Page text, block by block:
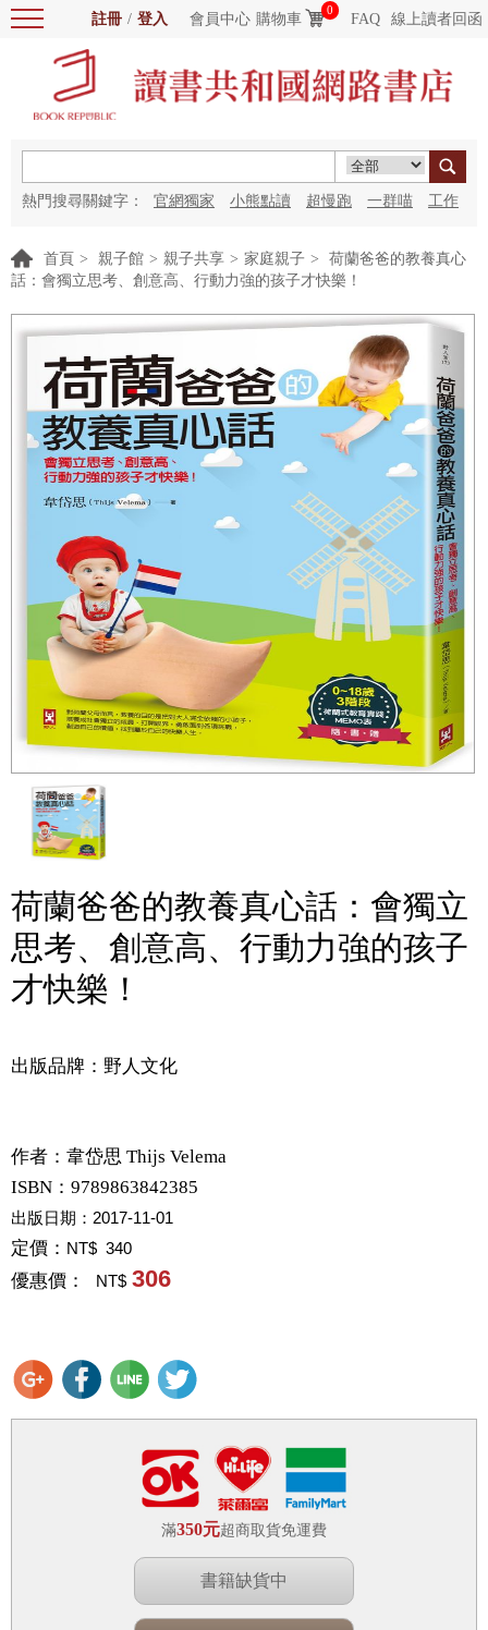
註冊 / 登入 會員中心 購物車
0
FAQ 線上讀者回函
熱門搜尋關鍵字： 官網獨家 小熊點讀 超慢跑 一群喵 工作
首頁 > 親子館 > 親子共享 > 家庭親子 >
荷蘭爸爸的教養真心
話：會獨立思考、創意高、行動力強的孩子才快樂！
荷蘭爸爸的教養真心話：會獨立
思考、創意高、行動力強的孩子
才快樂！
出版品牌：野人文化
作者： 韋岱思 Thijs Velema
ISBN：9789863842385
出版日期： 2017-11-01
定價： NT$ 340
優惠價： NT$ 306
滿350元超商取貨免運費
書籍缺貨中